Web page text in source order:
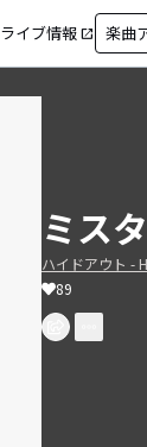
ライブ情報 open_in_new 楽曲
ミス
ハイドアウト -
89